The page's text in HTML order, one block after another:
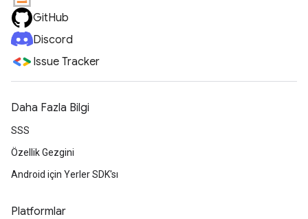
GitHub
Discord
Issue Tracker
Daha Fazla Bilgi
SSS
Özellik Gezgini
Android için Yerler SDK'sı
Platformlar